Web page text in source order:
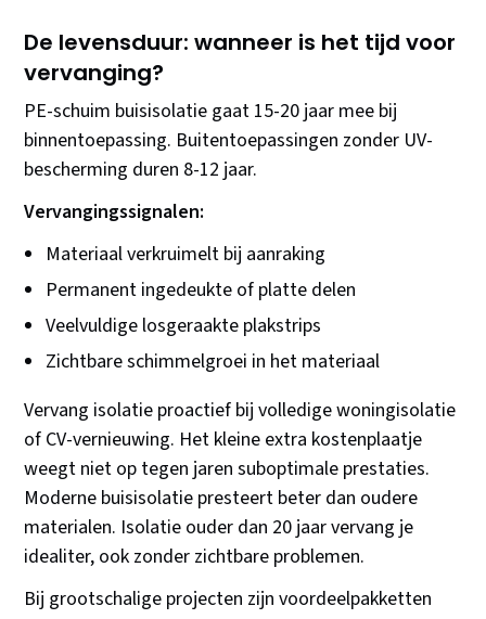
De levensduur: wanneer is het tijd voor
vervanging?
PE-schuim buisisolatie gaat 15-20 jaar mee bij
binnentoepassing. Buitentoepassingen zonder UV-
bescherming duren 8-12 jaar.
Vervangingssignalen:
Materiaal verkruimelt bij aanraking
Permanent ingedeukte of platte delen
Veelvuldige losgeraakte plakstrips
Zichtbare schimmelgroei in het materiaal
Vervang isolatie proactief bij volledige woningisolatie
of CV-vernieuwing. Het kleine extra kostenplaatje
weegt niet op tegen jaren suboptimale prestaties.
Moderne buisisolatie presteert beter dan oudere
materialen. Isolatie ouder dan 20 jaar vervang je
idealiter, ook zonder zichtbare problemen.
Bij grootschalige projecten zijn voordeelpakketten